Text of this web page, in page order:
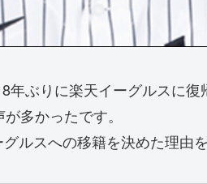
ぶりに楽天イーグルスに復
多かったです。
ルスへの移籍を決めた理由